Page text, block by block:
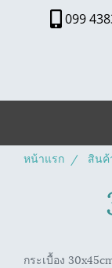
099
หน้าแรก สินค้
กระเบื้อง